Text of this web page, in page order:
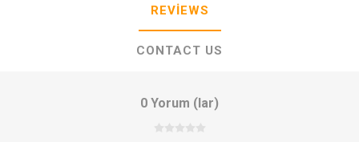
REVIEWS
CONTACT US
0 Yorum (lar)